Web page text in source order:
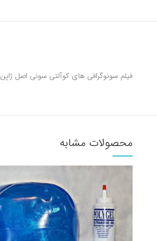
فیلم سونوگرافی های کوآلتی سونی اصل ژاپن
محصولات مشابه